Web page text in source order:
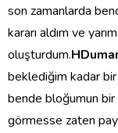
son zamanlarda
kararı aldım ve
oluşturdum.
beklediğim kadar
bende bloğumun bir
görmesse zaten